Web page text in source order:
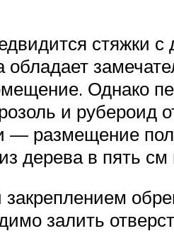
стяжки
Однако
и рубероид
— размещение
дерева в пять
залить